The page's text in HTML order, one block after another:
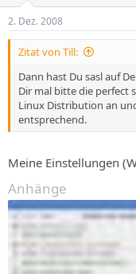
2. Dez. 2008
Zitat von Till:
Dann hast Du sasl auf
Dir mal bitte die perfect
Linux Distribution an
entsprechend.
Meine Einstellungen
Anhänge